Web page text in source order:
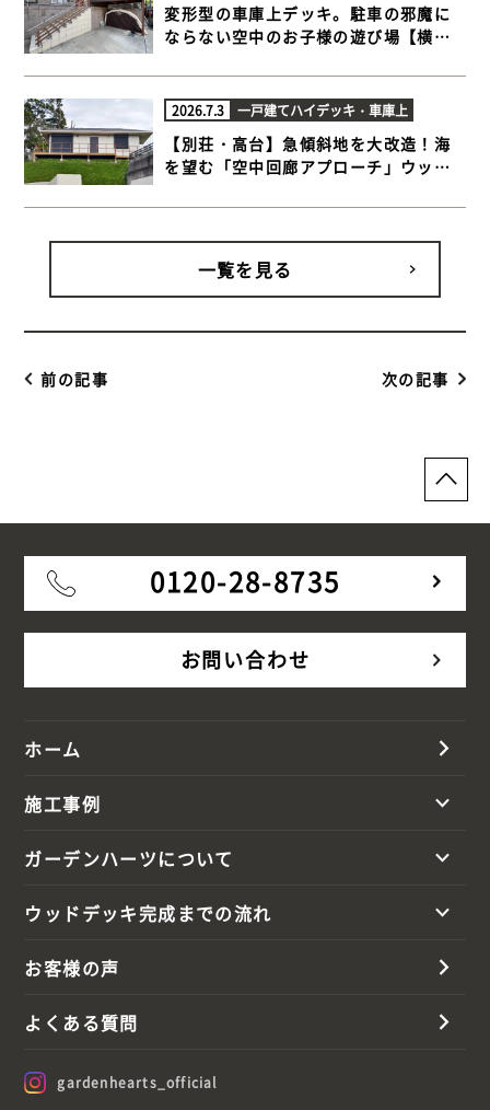
変形型の車庫上デッキ。駐車の邪魔に
ならない空中のお子様の遊び場【横浜
2026.7.3 一戸建てハイデッキ・車庫上
【別荘・高台】急傾斜地を大改造！海
を望む「空中回廊アプローチ」ウッド
ウッドデッキ】
一覧を見る
前の記事 次の記事
0120-28-8735
お問い合わせ
ホーム
施工事例
ガーデンハーツについて
ウッドデッキ完成までの流れ
お客様の声
よくある質問
gardenhearts_official